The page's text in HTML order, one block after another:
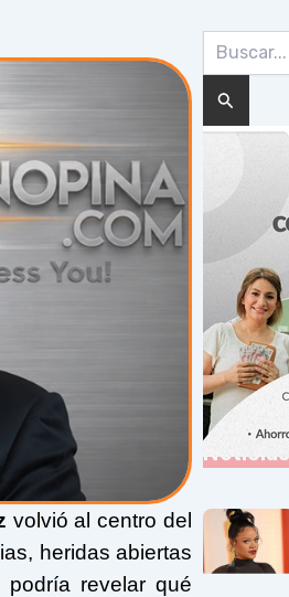
volvió al centro del
heridas abiertas
podría revelar qué
por: